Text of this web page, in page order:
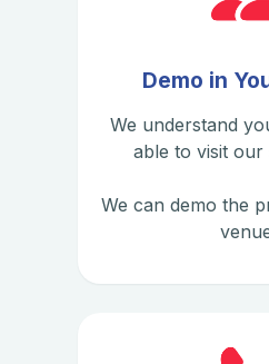
Demo in
We understand
able to visit
We can demo the